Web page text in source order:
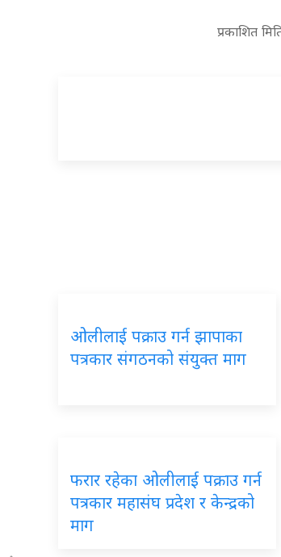
प्रकाशित
ओलीलाई पक्राउ गर्न झापाका
पत्रकार संगठनको संयुक्त माग
फरार रहेका ओलीलाई पक्राउ गर्न
पत्रकार महासंघ प्रदेश र केन्द्रको
माग